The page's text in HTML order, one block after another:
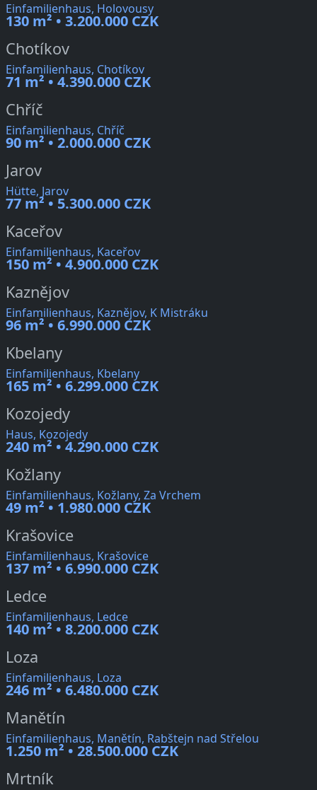
Einfamilienhaus, Holovousy
130 m² • 3.200.000 CZK
Chotíkov
Einfamilienhaus, Chotíkov
71 m² • 4.390.000 CZK
Chříč
Einfamilienhaus, Chříč
90 m² • 2.000.000 CZK
Jarov
Hütte, Jarov
77 m² • 5.300.000 CZK
Kaceřov
Einfamilienhaus, Kaceřov
150 m² • 4.900.000 CZK
Kaznějov
Einfamilienhaus, Kaznějov, K Mistráku
96 m² • 6.990.000 CZK
Kbelany
Einfamilienhaus, Kbelany
165 m² • 6.299.000 CZK
Kozojedy
Haus, Kozojedy
240 m² • 4.290.000 CZK
Kožlany
Einfamilienhaus, Kožlany, Za Vrchem
49 m² • 1.980.000 CZK
Krašovice
Einfamilienhaus, Krašovice
137 m² • 6.990.000 CZK
Ledce
Einfamilienhaus, Ledce
140 m² • 8.200.000 CZK
Loza
Einfamilienhaus, Loza
246 m² • 6.480.000 CZK
Manětín
Einfamilienhaus, Manětín, Rabštejn nad Střelou
1.250 m² • 28.500.000 CZK
Mrtník